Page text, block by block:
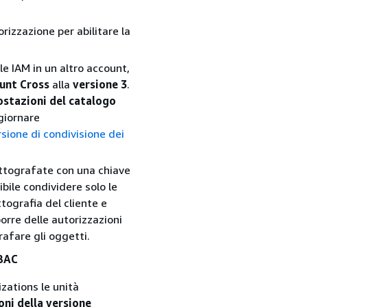
per abilitare la
IAM in un altro account,
Cross alla versione 3.
del catalogo
di condivisione dei
con una chiave
condividere solo le
del cliente e
delle autorizzazioni
gli oggetti.
le unità
della versione